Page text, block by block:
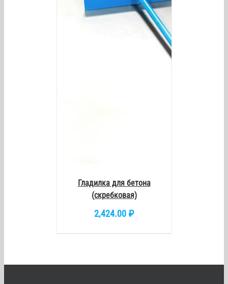
Гладилка для бетона
(скребковая)
2,424.00 ₽